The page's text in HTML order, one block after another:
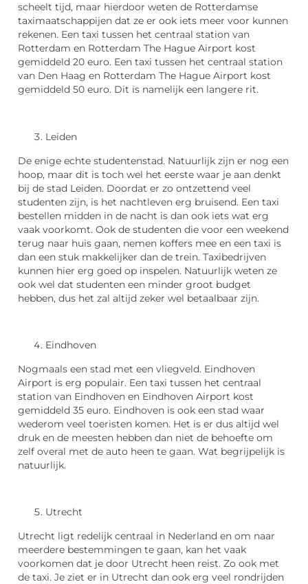
scheelt tijd, maar hierdoor weten de Rotterdamse
taximaatschappijen dat ze er ook iets meer voor kunnen
rekenen. Een taxi tussen het centraal station van
Rotterdam en Rotterdam The Hague Airport kost
gemiddeld 20 euro. Een taxi tussen het centraal station
van Den Haag en Rotterdam The Hague Airport kost
gemiddeld 50 euro. Dit is namelijk een langere rit.
Leiden
De enige echte studentenstad. Natuurlijk zijn er nog een
hoop, maar dit is toch wel het eerste waar je aan denkt
bij de stad Leiden. Doordat er zo ontzettend veel
studenten zijn, is het nachtleven erg bruisend. Een taxi
bestellen midden in de nacht is dan ook iets wat erg
vaak voorkomt. Ook de studenten die voor een weekend
terug naar huis gaan, nemen koffers mee en een taxi is
dan een stuk makkelijker dan de trein. Taxibedrijven
kunnen hier erg goed op inspelen. Natuurlijk weten ze
ook wel dat studenten een minder groot budget
hebben, dus het zal altijd zeker wel betaalbaar zijn.
Eindhoven
Nogmaals een stad met een vliegveld. Eindhoven
Airport is erg populair. Een taxi tussen het centraal
station van Eindhoven en Eindhoven Airport kost
gemiddeld 35 euro. Eindhoven is ook een stad waar
wederom veel toeristen komen. Het is er dus altijd wel
druk en de meesten hebben dan niet de behoefte om
zelf overal met de auto heen te gaan. Wat begrijpelijk is
natuurlijk.
Utrecht
Utrecht ligt redelijk centraal in Nederland en om naar
meerdere bestemmingen te gaan, kan het vaak
voorkomen dat je door Utrecht heen reist. Zo ook met
de taxi. Je ziet er in Utrecht dan ook erg veel rondrijden